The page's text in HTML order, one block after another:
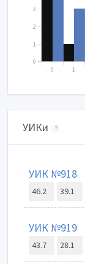
0 1
0
1
2
3
УИКи ?
УИК №918
46.2 39.1
УИК №919
43.7 28.1